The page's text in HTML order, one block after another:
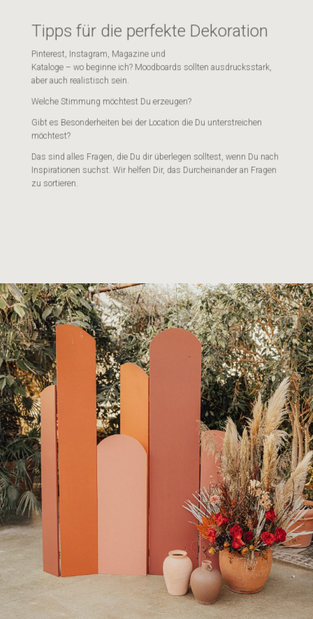
Tipps für die perfekte Dekoration
Pinterest, Instagram, Magazine und
Kataloge – wo beginne ich? Moodboards sollten ausdrucksstark,
aber auch realistisch sein.
Welche Stimmung möchtest Du erzeugen?
Gibt es Besonderheiten bei der Location die Du unterstreichen
möchtest?
Das sind alles Fragen, die Du dir überlegen solltest, wenn Du nach
Inspirationen suchst. Wir helfen Dir, das Durcheinander an Fragen
zu sortieren.